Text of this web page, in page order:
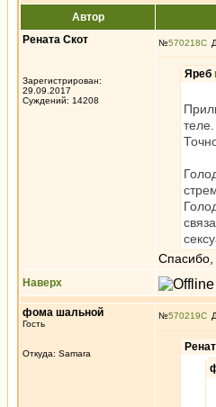
Автор
Рената Скот
Зарегистрирован:
29.09.2017
Суждений: 14208
№570218
Яреб
теле.
Спасибо,
Наверх
фома шальной
Гость
Откуда: Samara
№570219